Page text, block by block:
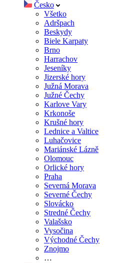
Česko
Všetko
Adršpach
Beskydy
Biele Karpaty
Brno
Harrachov
Jeseníky
Jizerské hory
Južná Morava
Južné Čechy
Karlove Vary
Krkonoše
Krušné hory
Lednice a Valtice
Luhačovice
Mariánské Lázně
Olomouc
Orlické hory
Praha
Severná Morava
Severné Čechy
Slovácko
Stredné Čechy
Valašsko
Vysočina
Východné Čechy
Znojmo
…